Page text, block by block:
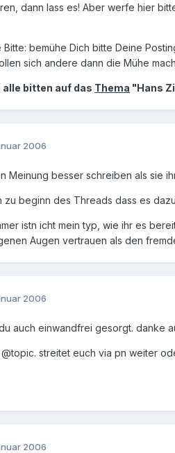
dann lass es! Aber werfe hier
bemühe Dich bitte Deine
sich andere dann die Mühe
alle bitten auf das Thema "Hans
2006
Meinung besser schreiben als sie
zu beginn des Threads dass es
istn icht mein typ, wie ihr es
Augen vertrauen als den
2006
auch einwandfrei gesorgt. danke
streitet euch via pn weiter
2006